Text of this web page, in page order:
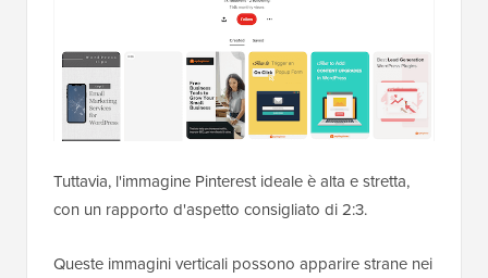
Tuttavia, l'immagine Pinterest ideale è alta e stretta,
con un rapporto d'aspetto consigliato di 2:3.
Queste immagini verticali possono apparire strane nei